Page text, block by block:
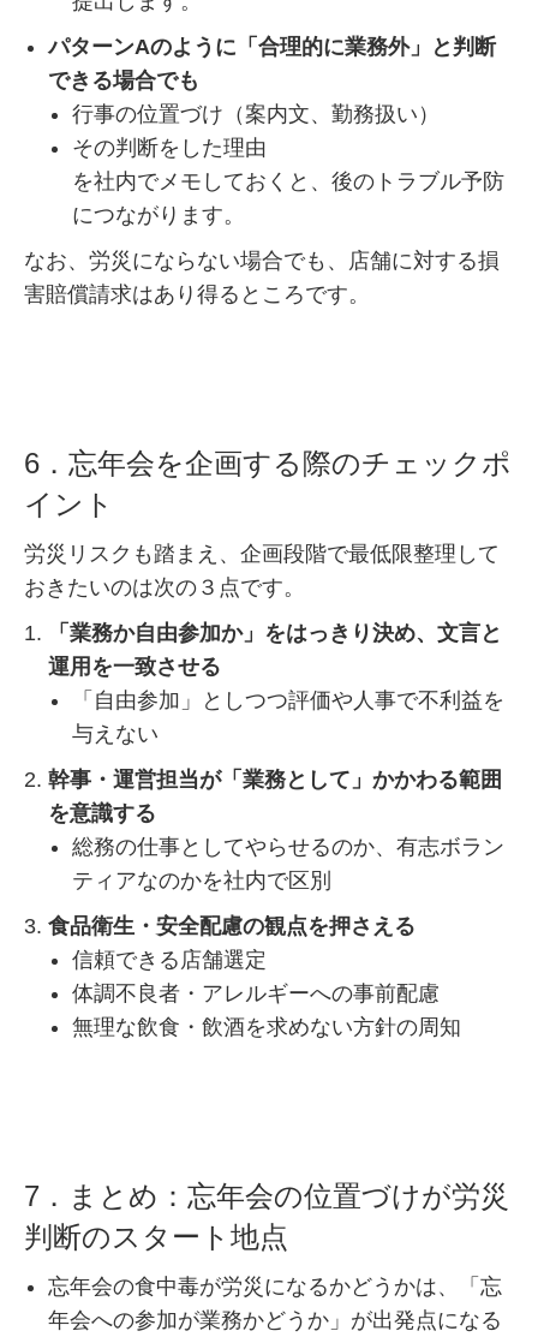
パターンAのように「合理的に業務外」と判断
できる場合でも
行事の位置づけ（案内文、勤務扱い）
その判断をした理由
を社内でメモしておくと、後のトラブル予防
につながります。
なお、労災にならない場合でも、店舗に対する損
害賠償請求はあり得るところです。
6．忘年会を企画する際のチェックポ
イント
労災リスクも踏まえ、企画段階で最低限整理して
おきたいのは次の３点です。
「業務か自由参加か」をはっきり決め、文言と
運用を一致させる
「自由参加」としつつ評価や人事で不利益を
与えない
幹事・運営担当が「業務として」かかわる範囲
を意識する
総務の仕事としてやらせるのか、有志ボラン
ティアなのかを社内で区別
食品衛生・安全配慮の観点を押さえる
信頼できる店舗選定
体調不良者・アレルギーへの事前配慮
無理な飲食・飲酒を求めない方針の周知
7．まとめ：忘年会の位置づけが労災
判断のスタート地点
忘年会の食中毒が労災になるかどうかは、「忘
年会への参加が業務かどうか」が出発点になる